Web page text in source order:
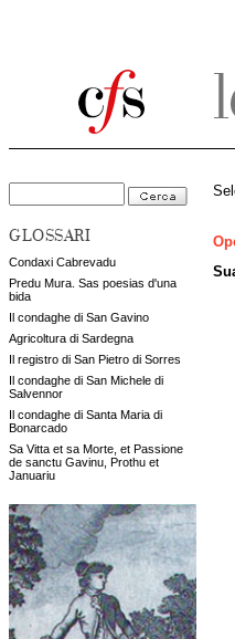
GLOSSARI
Condaxi Cabrevadu
Predu Mura. Sas poesias d'una
bida
Il condaghe di San Gavino
Agricoltura di Sardegna
Il registro di San Pietro di Sorres
Il condaghe di San Michele di
Salvennor
Il condaghe di Santa Maria di
Bonarcado
Sa Vitta et sa Morte, et Passione
de sanctu Gavinu, Prothu et
Januariu